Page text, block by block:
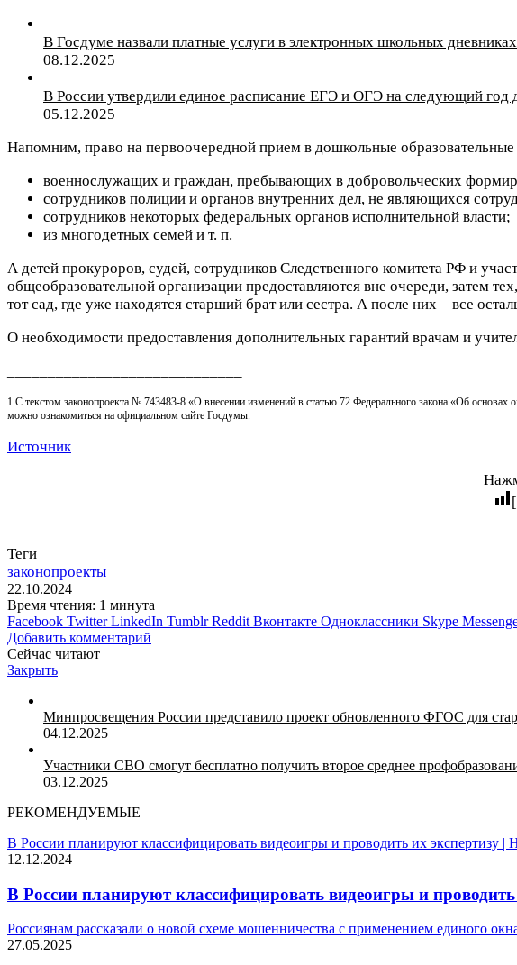
В Госдуме назвали платные услуги в электронных школьных
08.12.2025
В России утвердили единое расписание ЕГЭ и ОГЭ на следующий
05.12.2025
Напомним, право на первоочередной прием в дошкольные
военнослужащих и граждан, пребывающих в добровольческих
сотрудников полиции и органов внутренних дел, не являющихся
сотрудников некоторых федеральных органов исполнительной власти;
из многодетных семей и т. п.
А детей прокуроров, судей, сотрудников Следственного комитета РФ и
общеобразовательной организации предоставляются вне очереди, затем
тот сад, где уже находятся старший брат или сестра. А после них – все
О необходимости предоставления дополнительных гарантий врачам и
1 С текстом законопроекта № 743483-8 «О внесении изменений в статью 72 Федерального закона «Об
можно ознакомиться на официальном сайте Госдумы.
Источник
Теги
законопроекты
22.10.2024
Время чтения: 1 минута
Facebook Twitter LinkedIn Tumblr Reddit Вконтакте Одноклассники Skype
Добавить комментарий
Сейчас читают
Закрыть
Минпросвещения России представило проект обновленного ФГОС для
04.12.2025
Участники СВО смогут бесплатно получить второе среднее
03.12.2025
РЕКОМЕНДУЕМЫЕ
В России планируют классифицировать видеоигры и проводить их экспертизу
12.12.2024
В России планируют классифицировать видеоигры и
Россиянам рассказали о новой схеме мошенничества с применением единого
27.05.2025